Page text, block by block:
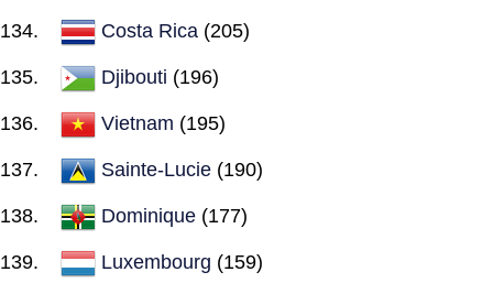
Costa Rica (205)
Djibouti (196)
Vietnam (195)
Sainte-Lucie (190)
Dominique (177)
Luxembourg (159)